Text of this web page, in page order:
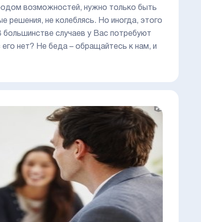
возможностей, нужно только быть
решения, не колеблясь. Но иногда, этого
случаев у Вас потребуют
нет? Не беда – обращайтесь к нам, и